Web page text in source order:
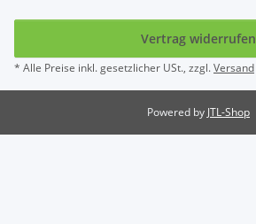
Vertrag widerrufen
* Alle Preise inkl. gesetzlicher USt., zzgl.Versand
Powered by JTL-Shop